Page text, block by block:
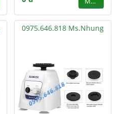
0975.646.818 Ms.Nhung